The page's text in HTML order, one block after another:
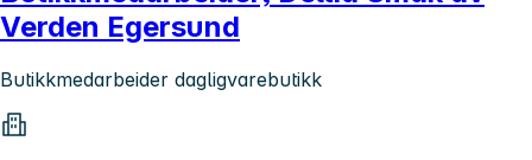
Verden Egersund
Butikkmedarbeider dagligvarebutikk